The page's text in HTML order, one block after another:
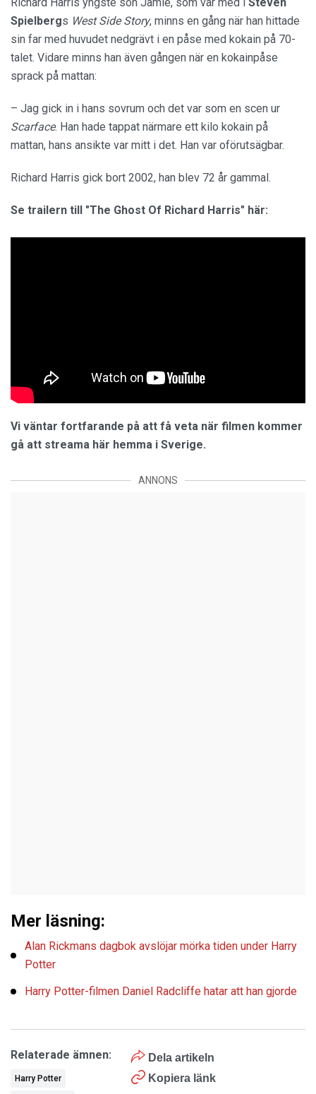
Spielbergs West Side Story, minns en gång när han hittade
sin far med huvudet nedgrävt i en påse med kokain på 70-
talet. Vidare minns han även gången när en kokainpåse
sprack på mattan:
– Jag gick in i hans sovrum och det var som en scen ur
Scarface. Han hade tappat närmare ett kilo kokain på
mattan, hans ansikte var mitt i det. Han var oförutsägbar.
Richard Harris gick bort 2002, han blev 72 år gammal.
Se trailern till "The Ghost Of Richard Harris" här:
Vi väntar fortfarande på att få veta när filmen kommer
gå att streama här hemma i Sverige.
ANNONS
Mer läsning:
Alan Rickmans dagbok avslöjar mörka tiden under Harry
Potter
Harry Potter-filmen Daniel Radcliffe hatar att han gjorde
Dela artikeln
Kopiera länk
Relaterade ämnen:
Harry Potter